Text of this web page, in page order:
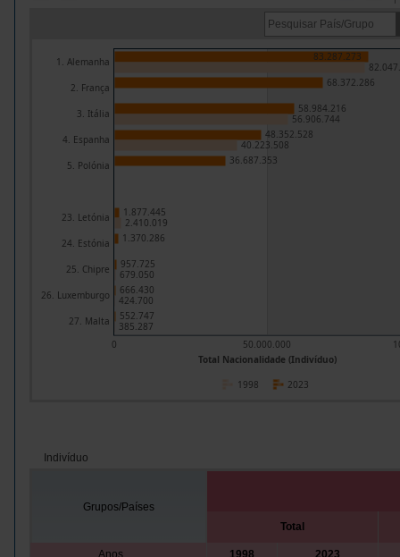
Total Nacionalidade (Indivíduo)
0 50.000.000
1. Alemanha
2. França
3. Itália
4. Espanha
5. Polónia
23. Letónia
24. Estónia
25. Chipre
26. Luxemburgo
27. Malta
83.287.273
68.372.286
58.984.216
48.352.528
36.687.353
1.877.445
1.370.286
957.725
666.430
552.747
56.906.744
40.223.508
2.410.019
679.050
424.700
385.287
2023
1998
Indivíduo
Grupos/Países
Total
Anos 1998 2023